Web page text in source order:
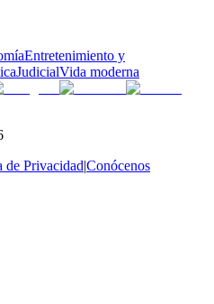
Entretenimiento y
JudicialVida moderna
de Privacidad|Conócenos